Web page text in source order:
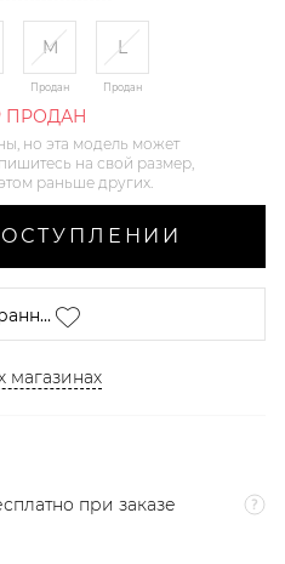
M
Продан
L
Продан
ПРОДАН
но эта модель может
на свой размер,
раньше других.
магазинах
при заказе